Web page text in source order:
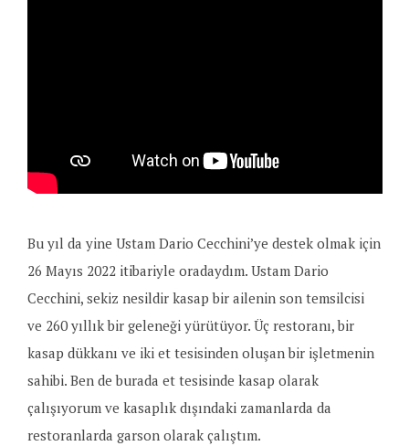
Bu yıl da yine Ustam Dario Cecchini’ye destek olmak için
26 Mayıs 2022 itibariyle oradaydım. Ustam Dario
Cecchini, sekiz nesildir kasap bir ailenin son temsilcisi
ve 260 yıllık bir geleneği yürütüyor. Üç restoranı, bir
kasap dükkanı ve iki et tesisinden oluşan bir işletmenin
sahibi. Ben de burada et tesisinde kasap olarak
çalışıyorum ve kasaplık dışındaki zamanlarda da
restoranlarda garson olarak çalıştım.